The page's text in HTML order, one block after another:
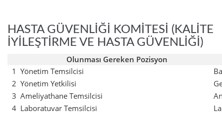
HASTA GÜVENLİĞİ KOMİTESİ (KALİTE
İYİLEŞTİRME VE HASTA GÜVENLİĞİ)
Olunması Gereken Pozisyon
1 Yönetim Temsilcisi
2 Yönetim Yetkilisi
3 Ameliyathane Temsilcisi
4 Laboratuvar Temsilcisi